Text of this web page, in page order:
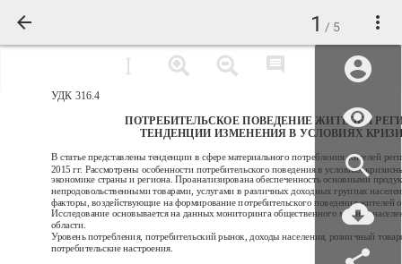
1 / 5
УДК 316.4
ПОТРЕБИТЕЛЬСКОЕ ПОВЕДЕНИЕ ЖИТЕЛЕЙ
ТЕНДЕНЦИИ ИЗМЕНЕНИЯ В УСЛОВИЯХ
В статье представлены тенденции в сфере материального потребления жителей
2015 гг. Рассмотрены особенности потребительского поведения в условиях
экономике страны и региона. Проанализирована обеспеченность основными
непродовольственными товарами, услугами в различных доходных группах
факторы, воздействующие на формирование потребительского поведения жителей
Исследование основывается на данных мониторинга общественного мнения
области.
Уровень потребления, потребительский рынок, доходы населения, розничный
потребительские настроения.